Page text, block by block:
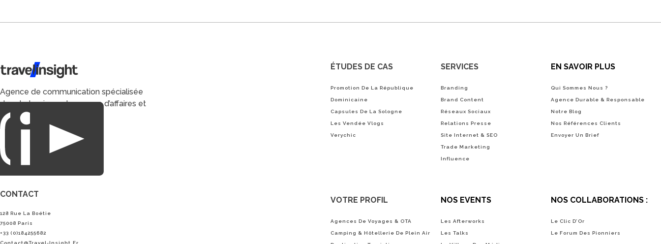
Travel Insight
Agence de communication spécialisée
dans le tourisme du voyage d’affaires et
du loisirs.
CONTACT
128 Rue La Boétie
75008 Paris
+33 (0)184255682
ÉTUDES DE CAS
Promotion De La République
Dominicaine
Capsules De La Sologne
Les Vendée Vlogs
Verychic
SERVICES
Branding
Brand Content
Réseaux Sociaux
Relations Presse
Site Internet & SEO
Trade Marketing
Influence
EN SAVOIR PLUS
Qui Sommes Nous ?
Agence Durable & Responsable
Notre Blog
Nos Références Clients
Envoyer Un Brief
VOTRE PROFIL
Agences De Voyages & OTA
Camping & Hôtellerie De Plein Air
NOS EVENTS
Les Afterworks
Les Talks
NOS COLLABORATIONS :
Le Clic D’Or
Le Forum Des Pionniers